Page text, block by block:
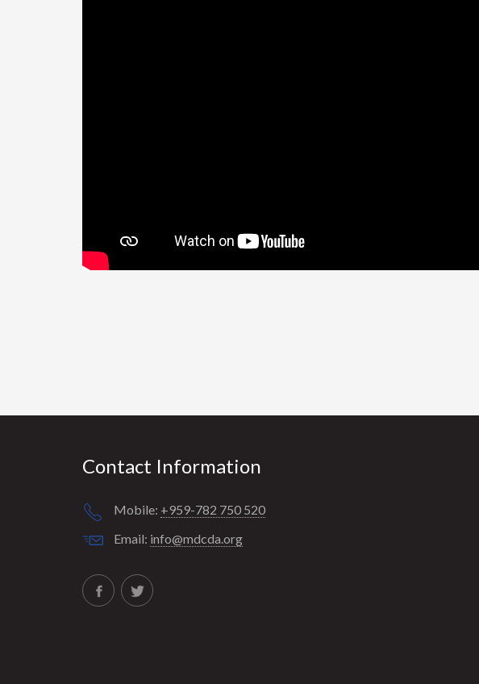
Contact Information
Mobile: +959-782 750 520
Email: info@mdcda.org